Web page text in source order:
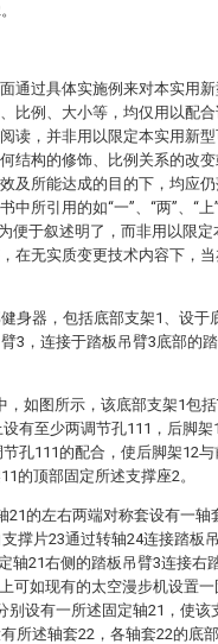
通过具体实施例来对本实用
比例、大小等，均仅用以配
读，并非用以限定本实用新
结构的修饰、比例关系的改
及所能达成的目的下，均应
所引用的如“一”、“两”、“上”
为便于叙述明了，而非用以限
在无实质变更技术内容下，
身器，包括底部支架1、设于
3，连接于踏板吊臂3底部的
如图所示，该底部支架1包
有至少两调节孔111，后脚架
孔111的配合，使后脚架12与
的顶部固定所述支撑座2。
21的左右两端对称套设有一轴
撑片23通过转轴24连接踏板
轴21右侧的踏板吊臂3连接右
可如现有的太空漫步机设置一
别设有一所述固定轴21，使该
所述轴套22，各轴套22的底